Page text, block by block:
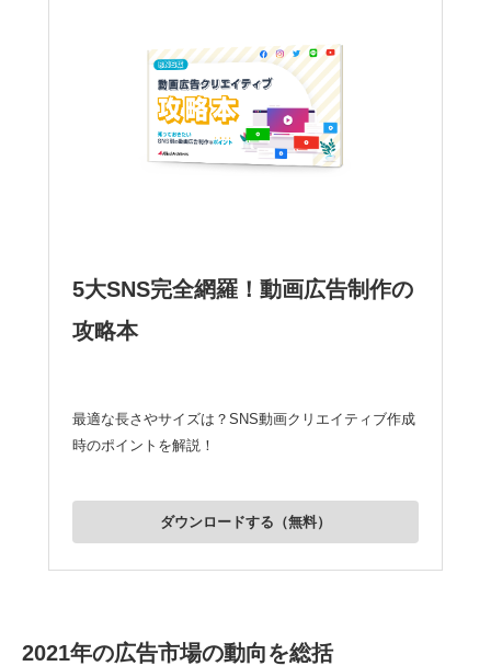
5大SNS完全網羅！動画広告制作の
攻略本
最適な長さやサイズは？SNS動画クリエイティブ作成
時のポイントを解説！
ダウンロードする（無料）
2021年の広告市場の動向を総括